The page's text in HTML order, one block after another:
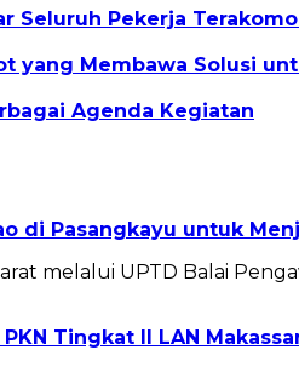
Seluruh Pekerja
yang Membawa Solusi
Agenda Kegiatan
di Pasangkayu untuk
melalui UPTD Balai
Tingkat II LAN